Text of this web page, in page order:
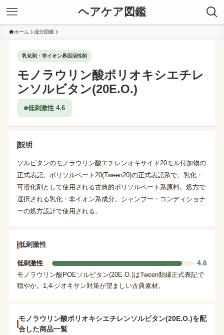
ヘアケア図鑑
ホーム 成分図鑑
乳化剤・非イオン界面活性剤
モノラウリン酸ポリオキシエチレ
ンソルビタン(20E.O.)
低刺激性 4.6
説明
ソルビタンのモノラウリン酸エチレンオキサイド20モル付加物の
正式表記。ポリソルベート20(Tween20)の正式表記系で、乳化・
可溶化剤として使用される古典的ポリソルベート系原料。処方で
選択される乳化・非イオン系成分。シャンプー・コンディショナ
ーの処方設計で使用される。
低刺激性
低刺激性 4.6
モノラウリン酸POEソルビタン(20E.O.)はTween類縁正式表記で
穏やか。1,4-ジオキサン対策が望ましい古典素材。
モノラウリン酸ポリオキシエチレンソルビタン(20E.O.)を配
合した商品一覧